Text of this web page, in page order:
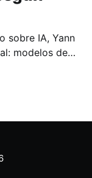
sobre IA, Yann
modelos de